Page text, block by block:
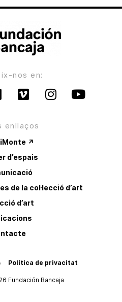
nos en:
enllaços
↗
d’espais
de la col·lecció d’art
d’art
Política de privacitat
Fundación Bancaja